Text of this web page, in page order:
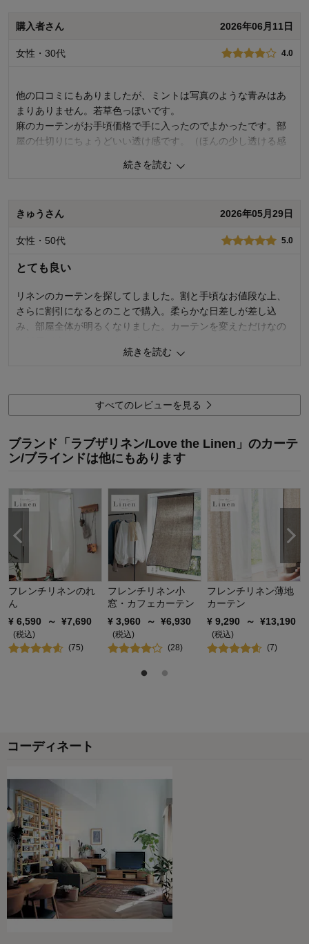
購入商品： パールグレー, 約１３０×１９２×２枚
使用場所：
リビング
購入のきっかけ： 買い替え
商品を使う人： 自分
購入者さん 2026年06月11日
女性・30代 4.0
他の口コミにもありましたが、ミントは写真のような青みはあ
まりありません。若草色っぽいです。
麻のカーテンがお手頃価格で手に入ったのでよかったです。部
屋の仕切りにちょうどいい透け感です。（ほんの少し透ける感
使用感・使いやすさ
使用場所：
リビング
購入のきっかけ： 転居・引越
商品を使う人： 自分
続きを読む
きゅうさん 2026年05月29日
女性・50代 5.0
とても良い
リネンのカーテンを探してしました。割と手頃なお値段な上、
さらに割引になるとのことで購入。柔らかな日差しが差し込
み、部屋全体が明るくなりました。カーテンを変えただけなの
他の部屋もリネンカーテンに変えていきたいと思います。
価格
5.0
使用感・使いやすさ
5.0
デザイン・色
5.0
使用場所：
寝室
購入のきっかけ：
買い替え、ネットで見つけて
商品を使う人：
自分
続きを読む
すべてのレビューを見る
ブランド「ラブザリネン/Love the Linen」のカーテ
ン/ブラインドは他にもあります
フレンチリネンのれ
ん
¥ 6,590 ～ ¥7,690
(税込)
(75)
フレンチリネン小
窓・カフェカーテン
¥ 3,960 ～ ¥6,930
(税込)
(28)
フレンチリネン薄地
カーテン
¥ 9,290 ～ ¥13,190
(税込)
(7)
コーディネート